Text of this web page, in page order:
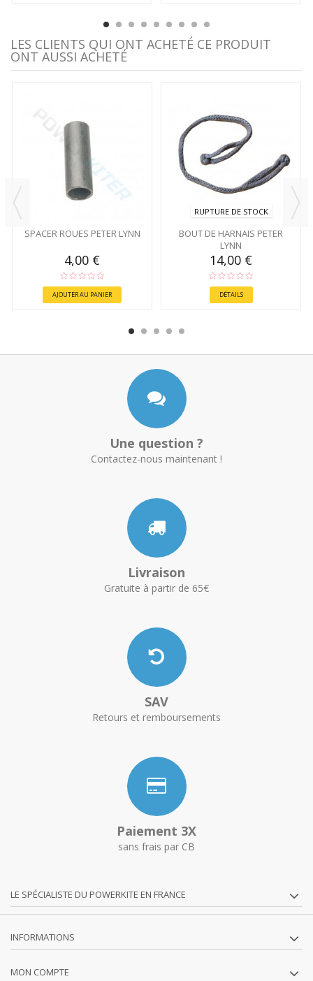
LES CLIENTS QUI ONT ACHETÉ CE PRODUIT
ONT AUSSI ACHETÉ
SPACER ROUES PETER LYNN
4,00 €
AJOUTER AU PANIER
RUPTURE DE STOCK
BOUT DE HARNAIS PETER
LYNN
14,00 €
DÉTAILS
Une question ?
Contactez-nous maintenant !
Livraison
Gratuite à partir de 65€
SAV
Retours et remboursements
Paiement 3X
sans frais par CB
LE SPÉCIALISTE DU POWERKITE EN FRANCE
INFORMATIONS
MON COMPTE